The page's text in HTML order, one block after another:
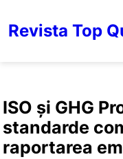
Revista Top
ISO și GHG
standarde
raportarea